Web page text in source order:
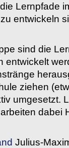
Lernpfade
entwickeln
sind die
entwickelt
ziehen
umgesetzt.
dabei
Julius-